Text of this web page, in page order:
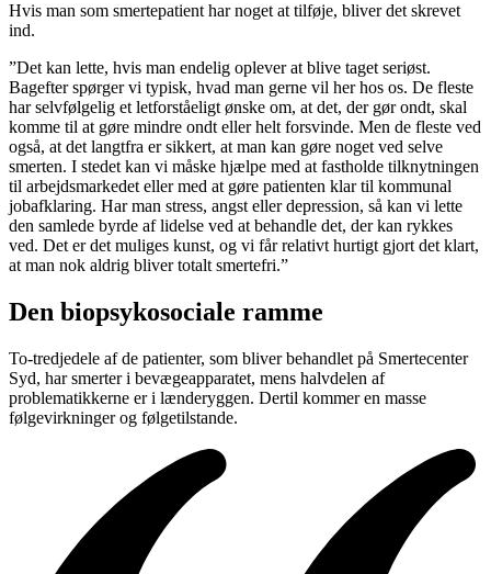
Hvis man som smertepatient har noget at tilføje, bliver det skrevet
ind.
”Det kan lette, hvis man endelig oplever at blive taget seriøst.
Bagefter spørger vi typisk, hvad man gerne vil her hos os. De fleste
har selvfølgelig et letforståeligt ønske om, at det, der gør ondt, skal
komme til at gøre mindre ondt eller helt forsvinde. Men de fleste ved
også, at det langtfra er sikkert, at man kan gøre noget ved selve
smerten. I stedet kan vi måske hjælpe med at fastholde tilknytningen
til arbejdsmarkedet eller med at gøre patienten klar til kommunal
jobafklaring. Har man stress, angst eller depression, så kan vi lette
den samlede byrde af lidelse ved at behandle det, der kan rykkes
ved. Det er det muliges kunst, og vi får relativt hurtigt gjort det klart,
at man nok aldrig bliver totalt smertefri.”
Den biopsykosociale ramme
To-tredjedele af de patienter, som bliver behandlet på Smertecenter
Syd, har smerter i bevægeapparatet, mens halvdelen af
problematikkerne er i lænderyggen. Dertil kommer en masse
følgevirkninger og følgetilstande.